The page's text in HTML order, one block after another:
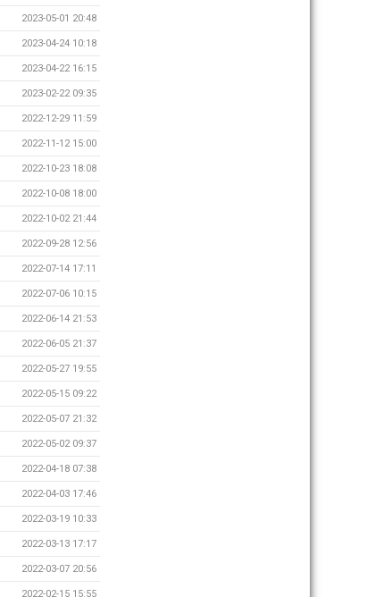
2023-05-01 20:48
2023-04-24 10:18
2023-04-22 16:15
2023-02-22 09:35
2022-12-29 11:59
2022-11-12 15:00
2022-10-23 18:08
2022-10-08 18:00
2022-10-02 21:44
2022-09-28 12:56
2022-07-14 17:11
2022-07-06 10:15
2022-06-14 21:53
2022-06-05 21:37
2022-05-27 19:55
2022-05-15 09:22
2022-05-07 21:32
2022-05-02 09:37
2022-04-18 07:38
2022-04-03 17:46
2022-03-19 10:33
2022-03-13 17:17
2022-03-07 20:56
2022-02-15 15:55